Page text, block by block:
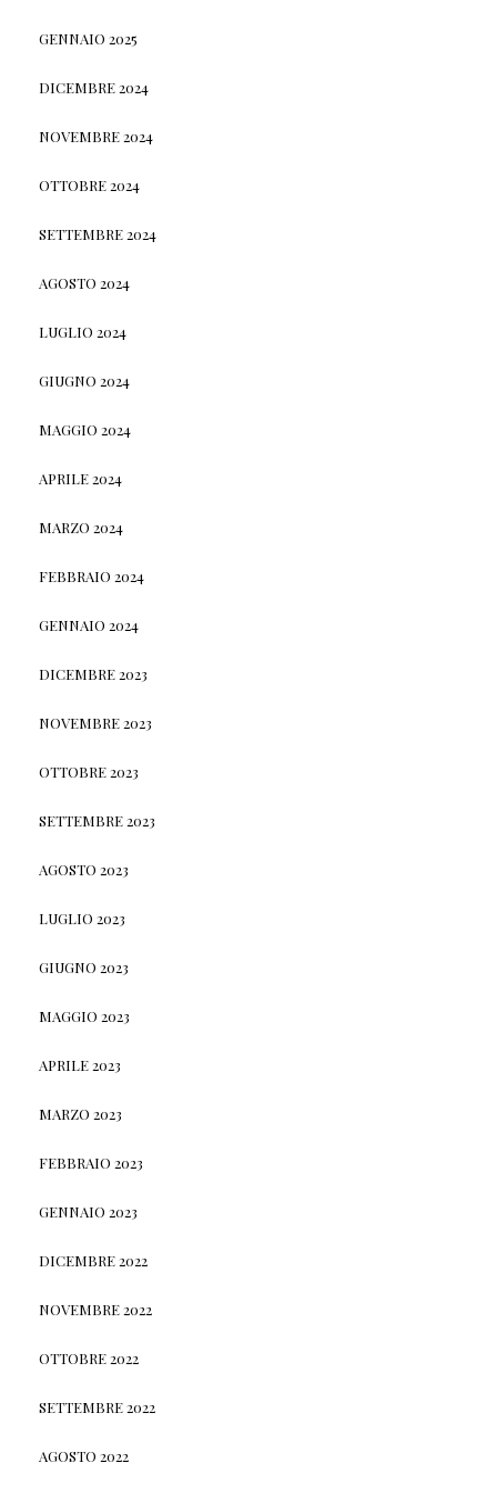
GENNAIO 2025
DICEMBRE 2024
NOVEMBRE 2024
OTTOBRE 2024
SETTEMBRE 2024
AGOSTO 2024
LUGLIO 2024
GIUGNO 2024
MAGGIO 2024
APRILE 2024
MARZO 2024
FEBBRAIO 2024
GENNAIO 2024
DICEMBRE 2023
NOVEMBRE 2023
OTTOBRE 2023
SETTEMBRE 2023
AGOSTO 2023
LUGLIO 2023
GIUGNO 2023
MAGGIO 2023
APRILE 2023
MARZO 2023
FEBBRAIO 2023
GENNAIO 2023
DICEMBRE 2022
NOVEMBRE 2022
OTTOBRE 2022
SETTEMBRE 2022
AGOSTO 2022